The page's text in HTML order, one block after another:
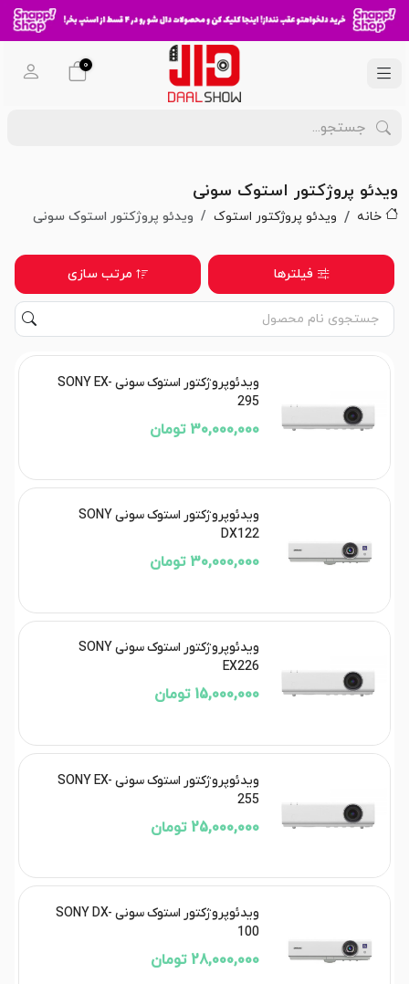
0
ویدئو پروژکتور استوک سونی
خانه ویدئو پروژکتور استوک ویدئو پروژکتور استوک سونی
فیلترها مرتب سازی
ویدئوپروژکتور استوک سونی SONY EX-
295
30,000,000 تومان
ویدئوپروژکتور استوک سونی SONY
DX122
30,000,000 تومان
ویدئوپروژکتور استوک سونی SONY
EX226
15,000,000 تومان
ویدئوپروژکتور استوک سونی SONY EX-
255
25,000,000 تومان
ویدئوپروژکتور استوک سونی SONY DX-
100
28,000,000 تومان